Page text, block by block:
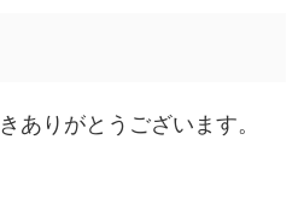
ありがとうございます。